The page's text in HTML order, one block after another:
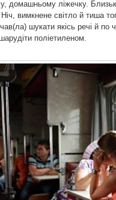
домашньому ліжечку.
вимкнене світло й тиша
шукати якісь речі й по
поліетиленом.